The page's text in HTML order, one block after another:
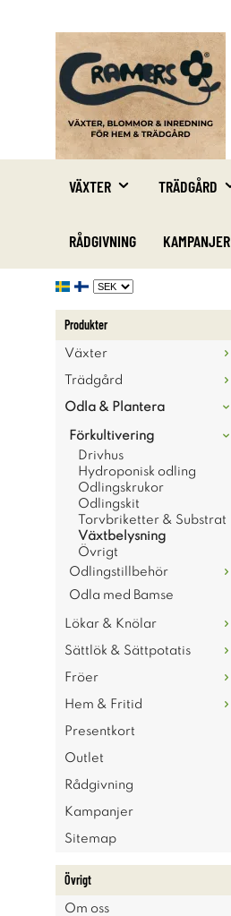
VÄXTER TRÄDGÅRD
RÅDGIVNING KAMPANJER
Produkter
Växter
Trädgård
Odla & Plantera
Förkultivering
Drivhus
Hydroponisk odling
Odlingskrukor
Odlingskit
Torvbriketter & Substrat
Växtbelysning
Övrigt
Odlingstillbehör
Odla med Bamse
Lökar & Knölar
Sättlök & Sättpotatis
Fröer
Hem & Fritid
Presentkort
Outlet
Rådgivning
Kampanjer
Sitemap
Övrigt
Om oss